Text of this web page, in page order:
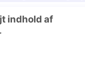
indhold af